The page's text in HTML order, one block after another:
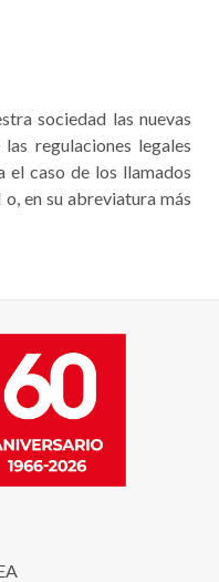
sociedad las nuevas
regulaciones legales
el caso de los llamados
en su abreviatura más